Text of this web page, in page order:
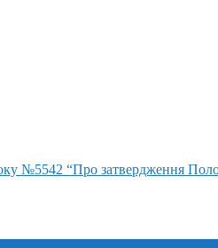
№5542 “Про затвердження